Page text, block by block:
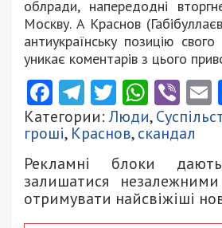
облради, напередодні
Москву. А Краснов
антиукраїнську позицію
уникає коментарів з цього
Facebook
Telegram
Twitter
Категории:Люди,
гроші, Краснов,скандал
Рекламні блоки
залишатися
отримувати найсвіжіші